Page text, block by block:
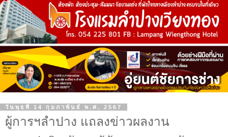
วันพุธที่ 14 กุมภาพันธ์ พ.ศ. 2567
ผู้การฯลำปาง แถลงข่าวผลงาน